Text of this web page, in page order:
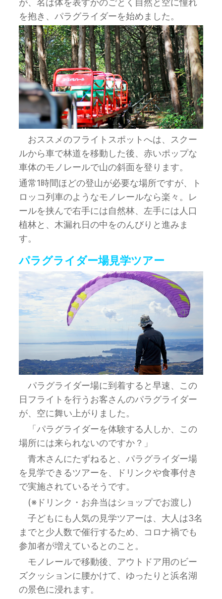
が、名は体を表すかのごとく自然と空に憧れ
を抱き、パラグライダーを始めました。
おススメのフライトスポットへは、スクー
ルから車で林道を移動した後、赤いポップな
車体のモノレールで山の斜面を登ります。
通常1時間ほどの登山が必要な場所ですが、ト
ロッコ列車のようなモノレールなら楽々。レ
ールを挟んで右手には自然林、左手には人口
植林と、木漏れ日の中をのんびりと進みま
す。
パラグライダー場見学ツアー
パラグライダー場に到着すると早速、この
日フライトを行うお客さんのパラグライダー
が、空に舞い上がりました。
「パラグライダーを体験する人しか、この
場所には来られないのですか？」
青木さんにたずねると、パラグライダー場
を見学できるツアーを、ドリンクや食事付き
で実施されているそうです。
(※ドリンク・お弁当はショップでお渡し)
子どもにも人気の見学ツアーは、大人は3名
までと少人数で催行するため、コロナ禍でも
参加者が増えているとのこと。
モノレールで移動後、アウトドア用のビー
ズクッションに腰かけて、ゆったりと浜名湖
の景色に浸れます。